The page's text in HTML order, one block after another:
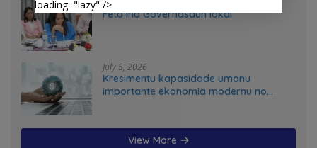
July 31, 2026
Feto iha Governasaun lokal
July 5, 2026
Kresimentu kapasidade umanu
importante ekonomia modernu no
View More
loading="lazy" />